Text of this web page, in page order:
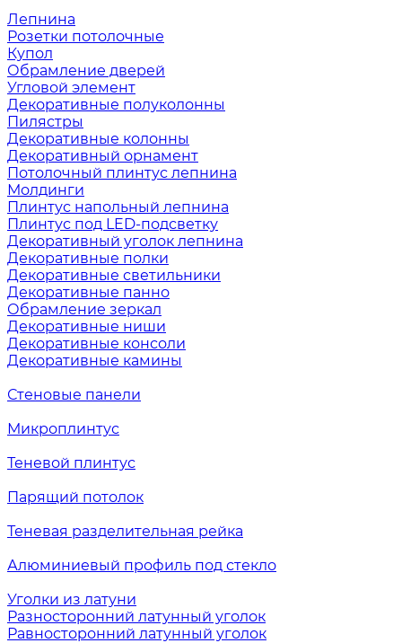
Лепнина
Розетки потолочные
Купол
Обрамление дверей
Угловой элемент
Декоративные полуколонны
Пилястры
Декоративные колонны
Декоративный орнамент
Потолочный плинтус лепнина
Молдинги
Плинтус напольный лепнина
Плинтус под LED-подсветку
Декоративный уголок лепнина
Декоративные полки
Декоративные светильники
Декоративные панно
Обрамление зеркал
Декоративные ниши
Декоративные консоли
Декоративные камины
Стеновые панели
Микроплинтус
Теневой плинтус
Парящий потолок
Теневая разделительная рейка
Алюминиевый профиль под стекло
Уголки из латуни
Разносторонний латунный уголок
Равносторонний латунный уголок